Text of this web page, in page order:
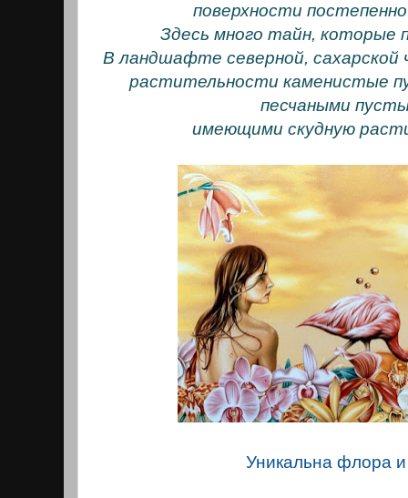
поверхности
Здесь много тайн, которые
В ландшафте северной,
растительности каменистые
песчаными
имеющими скудную
Уникальна флора